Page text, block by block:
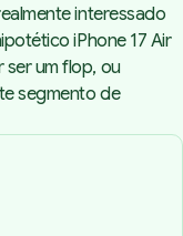
interessado
iPhone 17 Air
ser um flop, ou
segmento de